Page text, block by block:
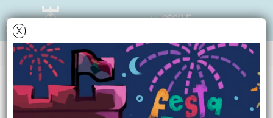
X
AGENDA
Dimecres9 octubre 2013